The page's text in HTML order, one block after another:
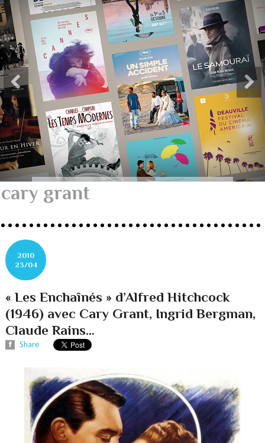
cary grant
2010
23/04
« Les Enchaînés » d’Alfred Hitchcock
(1946) avec Cary Grant, Ingrid Bergman,
Claude Rains…
Share